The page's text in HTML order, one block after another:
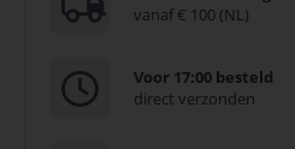
vanaf € 100 (NL)
Voor 17:00 besteld
direct verzonden